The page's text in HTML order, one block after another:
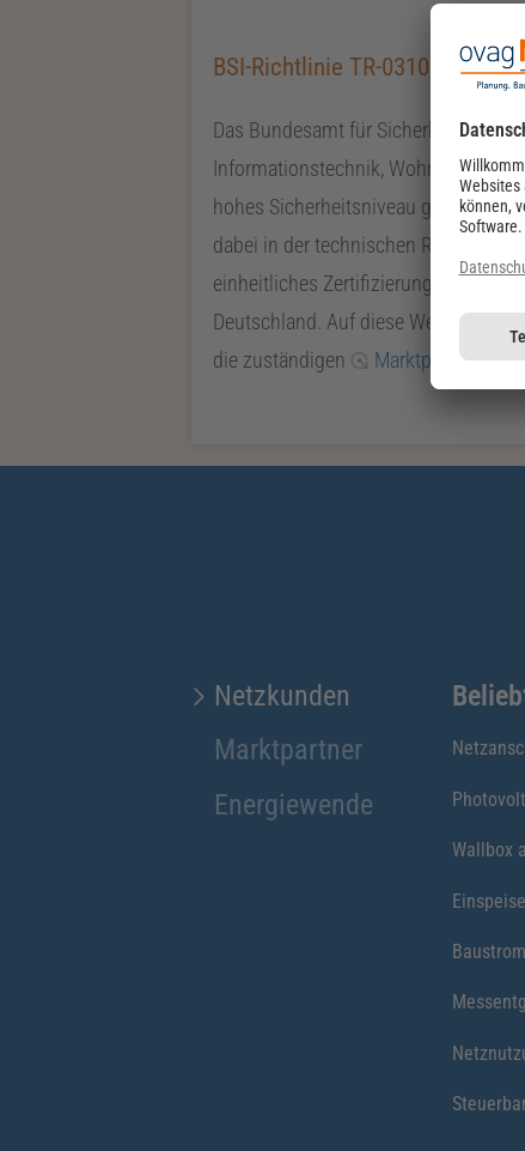
BSI-Richtlinie TR-03109 für
Das Bundesamt für Sicherheit und
Informationstechnik,
hohes Sicherheitsniveau
dabei in der technischen Richtlinie (
einheitliches
Deutschland. Auf diese Weise wird
die zuständigen
Marktpartner
Netzkunden
Marktpartner
Energiewende
Wallbox
Baustrom